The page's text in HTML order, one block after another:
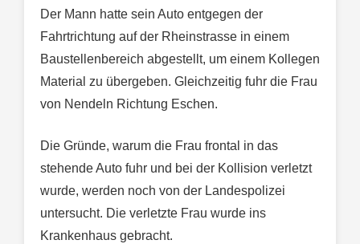
Der Mann hatte sein Auto entgegen der
Fahrtrichtung auf der Rheinstrasse in einem
Baustellenbereich abgestellt, um einem Kollegen
Material zu übergeben. Gleichzeitig fuhr die Frau
von Nendeln Richtung Eschen.
Die Gründe, warum die Frau frontal in das
stehende Auto fuhr und bei der Kollision verletzt
wurde, werden noch von der Landespolizei
untersucht. Die verletzte Frau wurde ins
Krankenhaus gebracht.